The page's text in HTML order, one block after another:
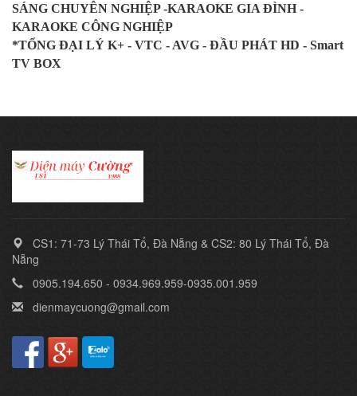
SÁNG CHUYÊN NGHIỆP -KARAOKE GIA ĐÌNH -
KARAOKE CÔNG NGHIỆP
*TỔNG ĐẠI LÝ K+ - VTC - AVG - ĐẦU PHÁT HD - Smart
TV BOX
CS1: 71-73 Lý Thái Tổ, Đà Nẵng & CS2: 80 Lý Thái Tổ, Đà
Nẵng
0905.194.650 - 0934.969.959-0935.001.959
dienmaycuong@gmail.com